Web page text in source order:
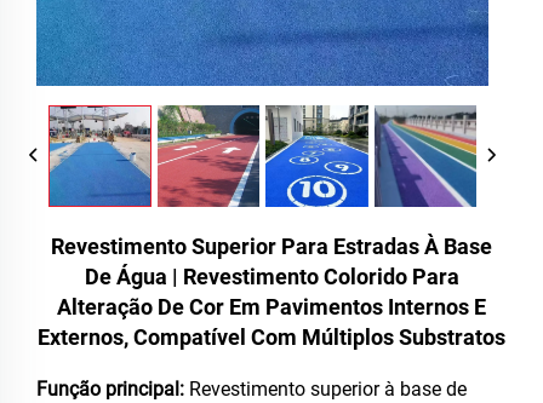
Revestimento Superior Para Estradas À Base
De Água | Revestimento Colorido Para
Alteração De Cor Em Pavimentos Internos E
Externos, Compatível Com Múltiplos Substratos
Função principal: Revestimento superior à base de